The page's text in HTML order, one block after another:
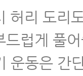
운동으로
야 하는 시기
아도 잘 낫지
허리 도리
럽게 풀
운동은 간